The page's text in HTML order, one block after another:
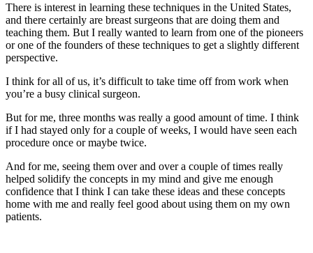
There is interest in learning these techniques in the United States,
and there certainly are breast surgeons that are doing them and
teaching them. But I really wanted to learn from one of the pioneers
or one of the founders of these techniques to get a slightly different
perspective.
I think for all of us, it’s difficult to take time off from work when
you’re a busy clinical surgeon.
But for me, three months was really a good amount of time. I think
if I had stayed only for a couple of weeks, I would have seen each
procedure once or maybe twice.
And for me, seeing them over and over a couple of times really
helped solidify the concepts in my mind and give me enough
confidence that I think I can take these ideas and these concepts
home with me and really feel good about using them on my own
patients.